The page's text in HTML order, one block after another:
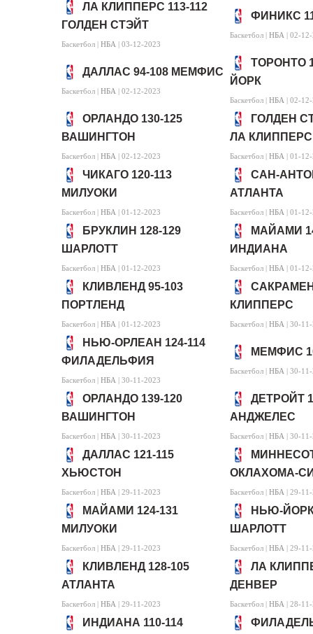
ЛА КЛИППЕРС 113-112
ГОЛДЕН СТЭЙТ
Баскетбол | НБА | 03-12-2023
ФИНИКС
Баскетбол | НБА | 02-
ДАЛЛАС 94-108 МЕМФИС
Баскетбол | НБА | 02-12-2023
ТОРОНТО
ЙОРК
Баскетбол | НБА | 02-
ОРЛАНДО 130-125
ВАШИНГТОН
Баскетбол | НБА | 02-12-2023
ГОЛДЕН
ЛА КЛИППЕРС
Баскетбол | НБА | 01-
ЧИКАГО 120-113
МИЛУОКИ
Баскетбол | НБА | 01-12-2023
САН-
АТЛАНТА
Баскетбол | НБА | 01-
БРУКЛИН 128-129
ШАРЛОТТ
Баскетбол | НБА | 01-12-2023
МАЙАМИ
ИНДИАНА
Баскетбол | НБА | 01-
КЛИВЛЕНД 95-103
ПОРТЛЕНД
Баскетбол | НБА | 01-12-2023
КЛИППЕРС
Баскетбол | НБА | 30-
НЬЮ-ОРЛЕАН 124-114
ФИЛАДЕЛЬФИЯ
Баскетбол | НБА | 30-11-2023
МЕМФИС
Баскетбол | НБА | 30-
ОРЛАНДО 139-120
ВАШИНГТОН
Баскетбол | НБА | 30-11-2023
ДЕТРОЙТ
АНДЖЕЛЕС
Баскетбол | НБА | 30-
ДАЛЛАС 121-115
ХЬЮСТОН
Баскетбол | НБА | 29-11-2023
ОКЛАХОМА-
Баскетбол | НБА | 29-
МАЙАМИ 124-131
МИЛУОКИ
Баскетбол | НБА | 29-11-2023
НЬЮ-ЙОРК
ШАРЛОТТ
Баскетбол | НБА | 29-
КЛИВЛЕНД 128-105
АТЛАНТА
Баскетбол | НБА | 29-11-2023
ЛА
ДЕНВЕР
Баскетбол | НБА | 28-
ИНДИАНА 110-114